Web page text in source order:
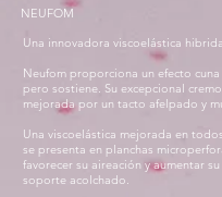
NEUFOM
Una innovadora viscoelástica hibrida
Neufom proporciona un efecto
pero sostiene. Su excepcional
mejorada por un tacto afelpado y
Una viscoelástica mejorada en
se presenta en planchas
favorecer su aireación y aumentar
soporte acolchado.